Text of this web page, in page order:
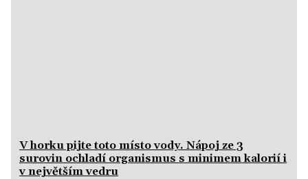
V horku pijte toto místo vody. Nápoj ze 3
surovin ochladí organismus s minimem kalorií i
v největším vedru